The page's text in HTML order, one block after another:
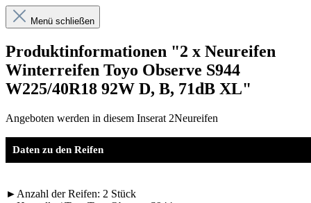
Menü schließen
Produktinformationen "2 x Neureifen
Winterreifen Toyo Observe S944
W225/40R18 92W D, B, 71dB XL"
Angeboten werden in diesem Inserat 2Neureifen
Daten zu den Reifen
►Anzahl der Reifen: 2 Stück